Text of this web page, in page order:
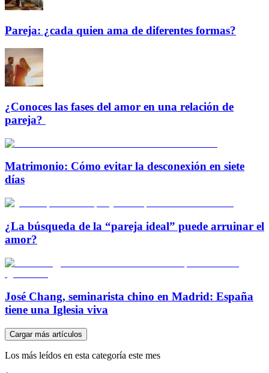
Pareja: ¿cada quien ama de diferentes formas?
¿Conoces las fases del amor en una relación de
pareja?
Matrimonio: Cómo evitar la desconexión en siete
días
¿La búsqueda de la “pareja ideal” puede arruinar el
amor?
José Chang, seminarista chino en Madrid: España
tiene una Iglesia viva
Cargar más artículos
Los más leídos en esta categoría este mes